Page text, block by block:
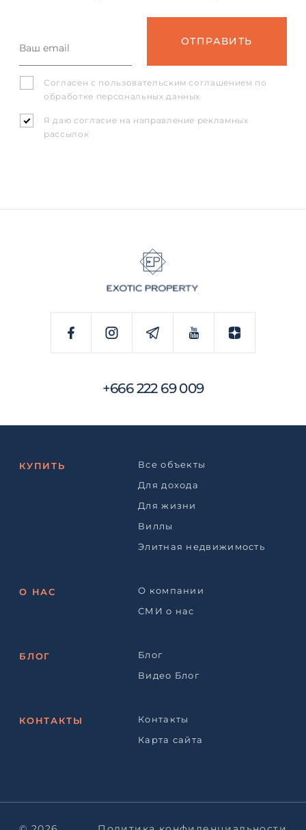
Согласен с пользовательским соглашением по
обработке персональных данных
Я даю согласие на направление рекламных
рассылок
+666 222 69 009
КУПИТЬ
Все объекты
Для дохода
Для жизни
Виллы
Элитная недвижимость
О НАС
О компании
СМИ о нас
БЛОГ
Блог
Видео Блог
КОНТАКТЫ
Контакты
Карта сайта